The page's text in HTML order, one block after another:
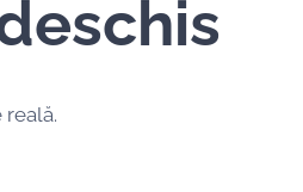
reală.